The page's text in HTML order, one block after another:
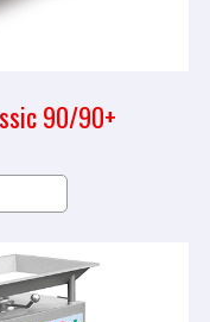
90/90+